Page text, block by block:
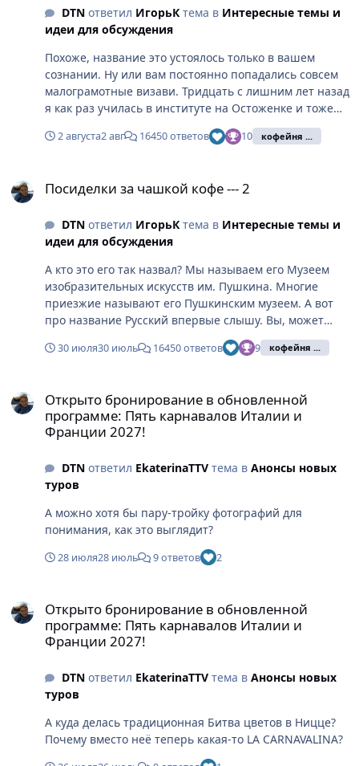
DTNответил ИгорьКтема в Интересные темы и
идеи для обсуждения
Похоже, название это устоялось только в вашем
сознании. Ну или вам постоянно попадались совсем
малограмотные визави. Тридцать с лишним лет назад
я как раз училась в институте на Остоженке и тоже
частенько отвечала на подобные вопросы, но про
Русский музей ни разу не доводилось слышать, ни
Пушкина, действительно, частенько приходилось
2 августа2 авг 16450 ответов 10 кофейня ...
Посиделки за чашкой кофе --- 2
DTNответил ИгорьКтема в Интересные темы и
идеи для обсуждения
А кто это его так назвал? Мы называем его Музеем
изобразительных искусств им. Пушкина. Многие
приезжие называют его Пушкинским музеем. А вот
про название Русский впервые слышу. Вы, может
быть, перепутали, так как до революции он
назывался музеем изящных искусств имени
назывался.
30 июля30 июль 16450 ответов 9 кофейня ...
Открыто бронирование в обновленной
программе: Пять карнавалов Италии и
Франции 2027!
DTNответил EkaterinaTTVтема в Анонсы новых
туров
А можно хотя бы пару-тройку фотографий для
понимания, как это выглядит?
28 июля28 июль 9 ответов 2
Открыто бронирование в обновленной
программе: Пять карнавалов Италии и
Франции 2027!
DTNответил EkaterinaTTVтема в Анонсы новых
туров
А куда делась традиционная Битва цветов в Ницце?
Почему вместо неё теперь какая-то LA CARNAVALINA?